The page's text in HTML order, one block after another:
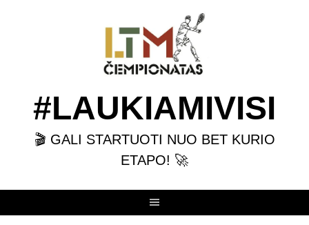
#LAUKIAMIVISI
🎬 GALI STARTUOTI NUO BET KURIO
ETAPO! 🚀